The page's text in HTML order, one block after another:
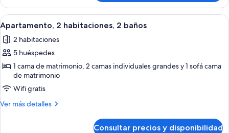
la
ciudad
1
habitación,
terraza,
vistas
la
Abrir
todas
las
fotos
de
Apartamento,
2
habitaciones,
Una sala de estar moderna con una
11
Apartamento, 2 habitaciones, 2 baños
2 habitaciones
5 huéspedes
1 cama de matrimonio, 2 camas individuales grandes y 1 sofá cama
de matrimonio
Wifi gratis
Ver más detalles
Más
Consultar precios y disponibilidad